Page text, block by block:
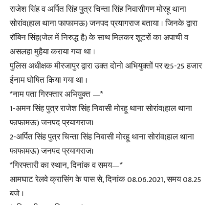
राजेश सिंह व अर्पित सिंह पुत्र चिन्ता सिंह निवासीगण मोरहू थाना
सोरांव(हाल थाना फाफामऊ) जनपद प्रयागराज बताया । जिनके द्वारा
रॉबिन सिंह(जेल में निरुद्ध है) के साथ मिलकर शूटरों का अपाची व
असलहा मुहैया कराया गया था ।
पुलिस अधीक्षक मीरजापुर द्वारा उक्त दोनो अभियुक्तों पर ₹ 25-25 हजार
ईनाम घोषित किया गया था ।
*नाम पता गिरफ्तार अभियुक्त —*
1-अमन सिंह पुत्र राजेश सिंह निवासी मोरहू थाना सोरांव(हाल थाना
फाफामऊ) जनपद प्रयागराज।
2-अर्पित सिंह पुत्र चिन्ता सिंह निवासी मोरहू थाना सोरांव(हाल थाना
फाफामऊ) जनपद प्रयागराज।
*गिरफ्तारी का स्थान, दिनांक व समय—*
आमघाट रेलवे क्रासिंग के पास से, दिनांक 08.06.2021, समय 08.25
बजे ।